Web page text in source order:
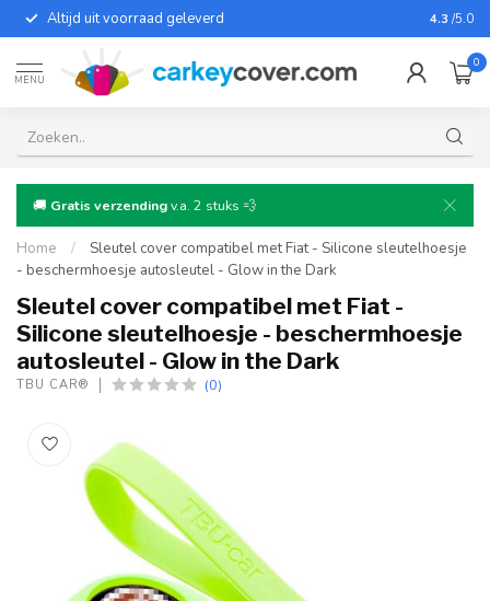
Altijd uit voorraad geleverd Voor
4.3 /5.0
MENU
0
🚚 Gratis verzendingv.a. 2 stuks 💨
Home /
Sleutel cover compatibel met Fiat - Silicone sleutelhoesje
- beschermhoesje autosleutel - Glow in the Dark
Sleutel cover compatibel met Fiat -
Silicone sleutelhoesje - beschermhoesje
autosleutel - Glow in the Dark
TBU CAR® (0)